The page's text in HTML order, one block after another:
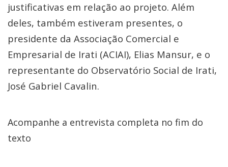
justificativas em relação ao projeto. Além
deles, também estiveram presentes, o
presidente da Associação Comercial e
Empresarial de Irati (ACIAI), Elias Mansur, e o
representante do Observatório Social de Irati,
José Gabriel Cavalin.
Acompanhe a entrevista completa no fim do
texto